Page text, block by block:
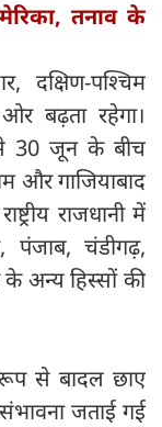
तनाव के
पश्चिम
बढ़ता रहेगा।
30 जून के बीच
और गाजियाबाद
राजधानी में
पंजाब, चंडीगढ़,
अन्य हिस्सों की
से बादल छाए
जताई गई